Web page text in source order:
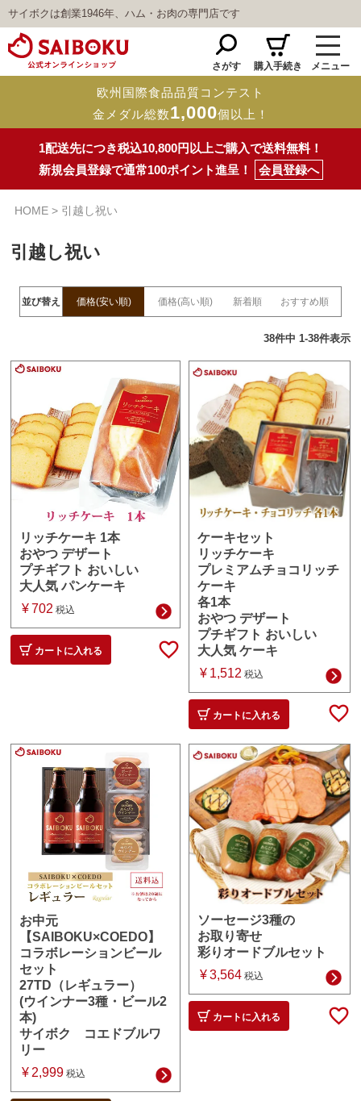
サイボクは創業1946年、ハム・お肉の専門店です
さがす 購入手続き メニュー
欧州国際食品品質コンテスト
金メダル総数1,000個以上！
1配送先につき税込10,800円以上ご購入で送料無料！
新規会員登録で通常100ポイント進呈！
会員登録へ
HOME 引越し祝い
引越し祝い
並び替え 価格(安い順) 価格(高い順) 新着順 おすすめ順
38件中 1-38件表示
リッチケーキ 1本
おやつ デザート
プチギフト おいしい
大人気 パンケーキ
¥ 702 税込
カートに入れる
ケーキセット
リッチケーキ
プレミアムチョコリッチ
ケーキ
各1本
おやつ デザート
プチギフト おいしい
大人気 ケーキ
¥ 1,512 税込
カートに入れる
お中元
【SAIBOKU×COEDO】
コラボレーションビール
セット
27TD（レギュラー）
(ウインナー3種・ビール2
本)
サイボク コエドブルワ
リー
¥ 2,999 税込
ソーセージ3種の
お取り寄せ
彩りオードブルセット
¥3,564 税込
カートに入れる